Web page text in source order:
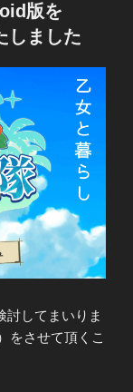
版を
しました
討してまいりま
をさせて頂くこ